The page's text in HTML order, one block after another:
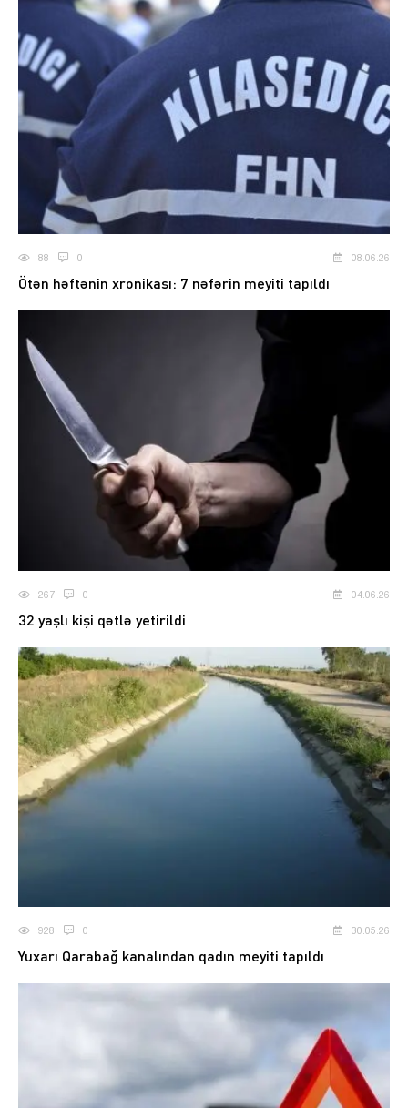
88 0 08.06.26
Ötən həftənin xronikası: 7 nəfərin meyiti tapıldı
267 0 04.06.26
32 yaşlı kişi qətlə yetirildi
928 0 30.05.26
Yuxarı Qarabağ kanalından qadın meyiti tapıldı